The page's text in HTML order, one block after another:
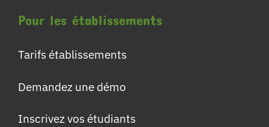
Pour les établissements
Tarifs établissements
Demandez une démo
Inscrivez vos étudiants